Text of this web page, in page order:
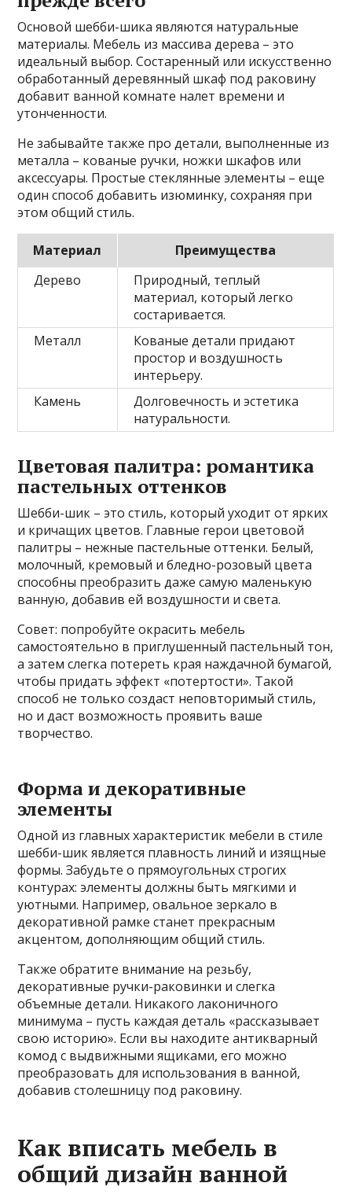
Основой шебби-шика являются натуральные
материалы. Мебель из массива дерева – это
идеальный выбор. Состаренный или искусственно
обработанный деревянный шкаф под раковину
добавит ванной комнате налет времени и
утонченности.
Не забывайте также про детали, выполненные из
металла – кованые ручки, ножки шкафов или
аксессуары. Простые стеклянные элементы – еще
один способ добавить изюминку, сохраняя при
этом общий стиль.
Материал
Преимущества
Дерево
Природный, теплый
материал, который легко
состаривается.
Металл
Кованые детали придают
простор и воздушность
интерьеру.
Камень
Долговечность и эстетика
натуральности.
Цветовая палитра: романтика
пастельных оттенков
Шебби-шик – это стиль, который уходит от ярких
и кричащих цветов. Главные герои цветовой
палитры – нежные пастельные оттенки. Белый,
молочный, кремовый и бледно-розовый цвета
способны преобразить даже самую маленькую
ванную, добавив ей воздушности и света.
Совет: попробуйте окрасить мебель
самостоятельно в приглушенный пастельный тон,
а затем слегка потереть края наждачной бумагой,
чтобы придать эффект «потертости». Такой
способ не только создаст неповторимый стиль,
но и даст возможность проявить ваше
творчество.
Форма и декоративные
элементы
Одной из главных характеристик мебели в стиле
шебби-шик является плавность линий и изящные
формы. Забудьте о прямоугольных строгих
контурах: элементы должны быть мягкими и
уютными. Например, овальное зеркало в
декоративной рамке станет прекрасным
акцентом, дополняющим общий стиль.
Также обратите внимание на резьбу,
декоративные ручки-раковинки и слегка
объемные детали. Никакого лаконичного
минимума – пусть каждая деталь «рассказывает
свою историю». Если вы находите антикварный
комод с выдвижными ящиками, его можно
преобразовать для использования в ванной,
добавив столешницу под раковину.
Как вписать мебель в
общий дизайн ванной